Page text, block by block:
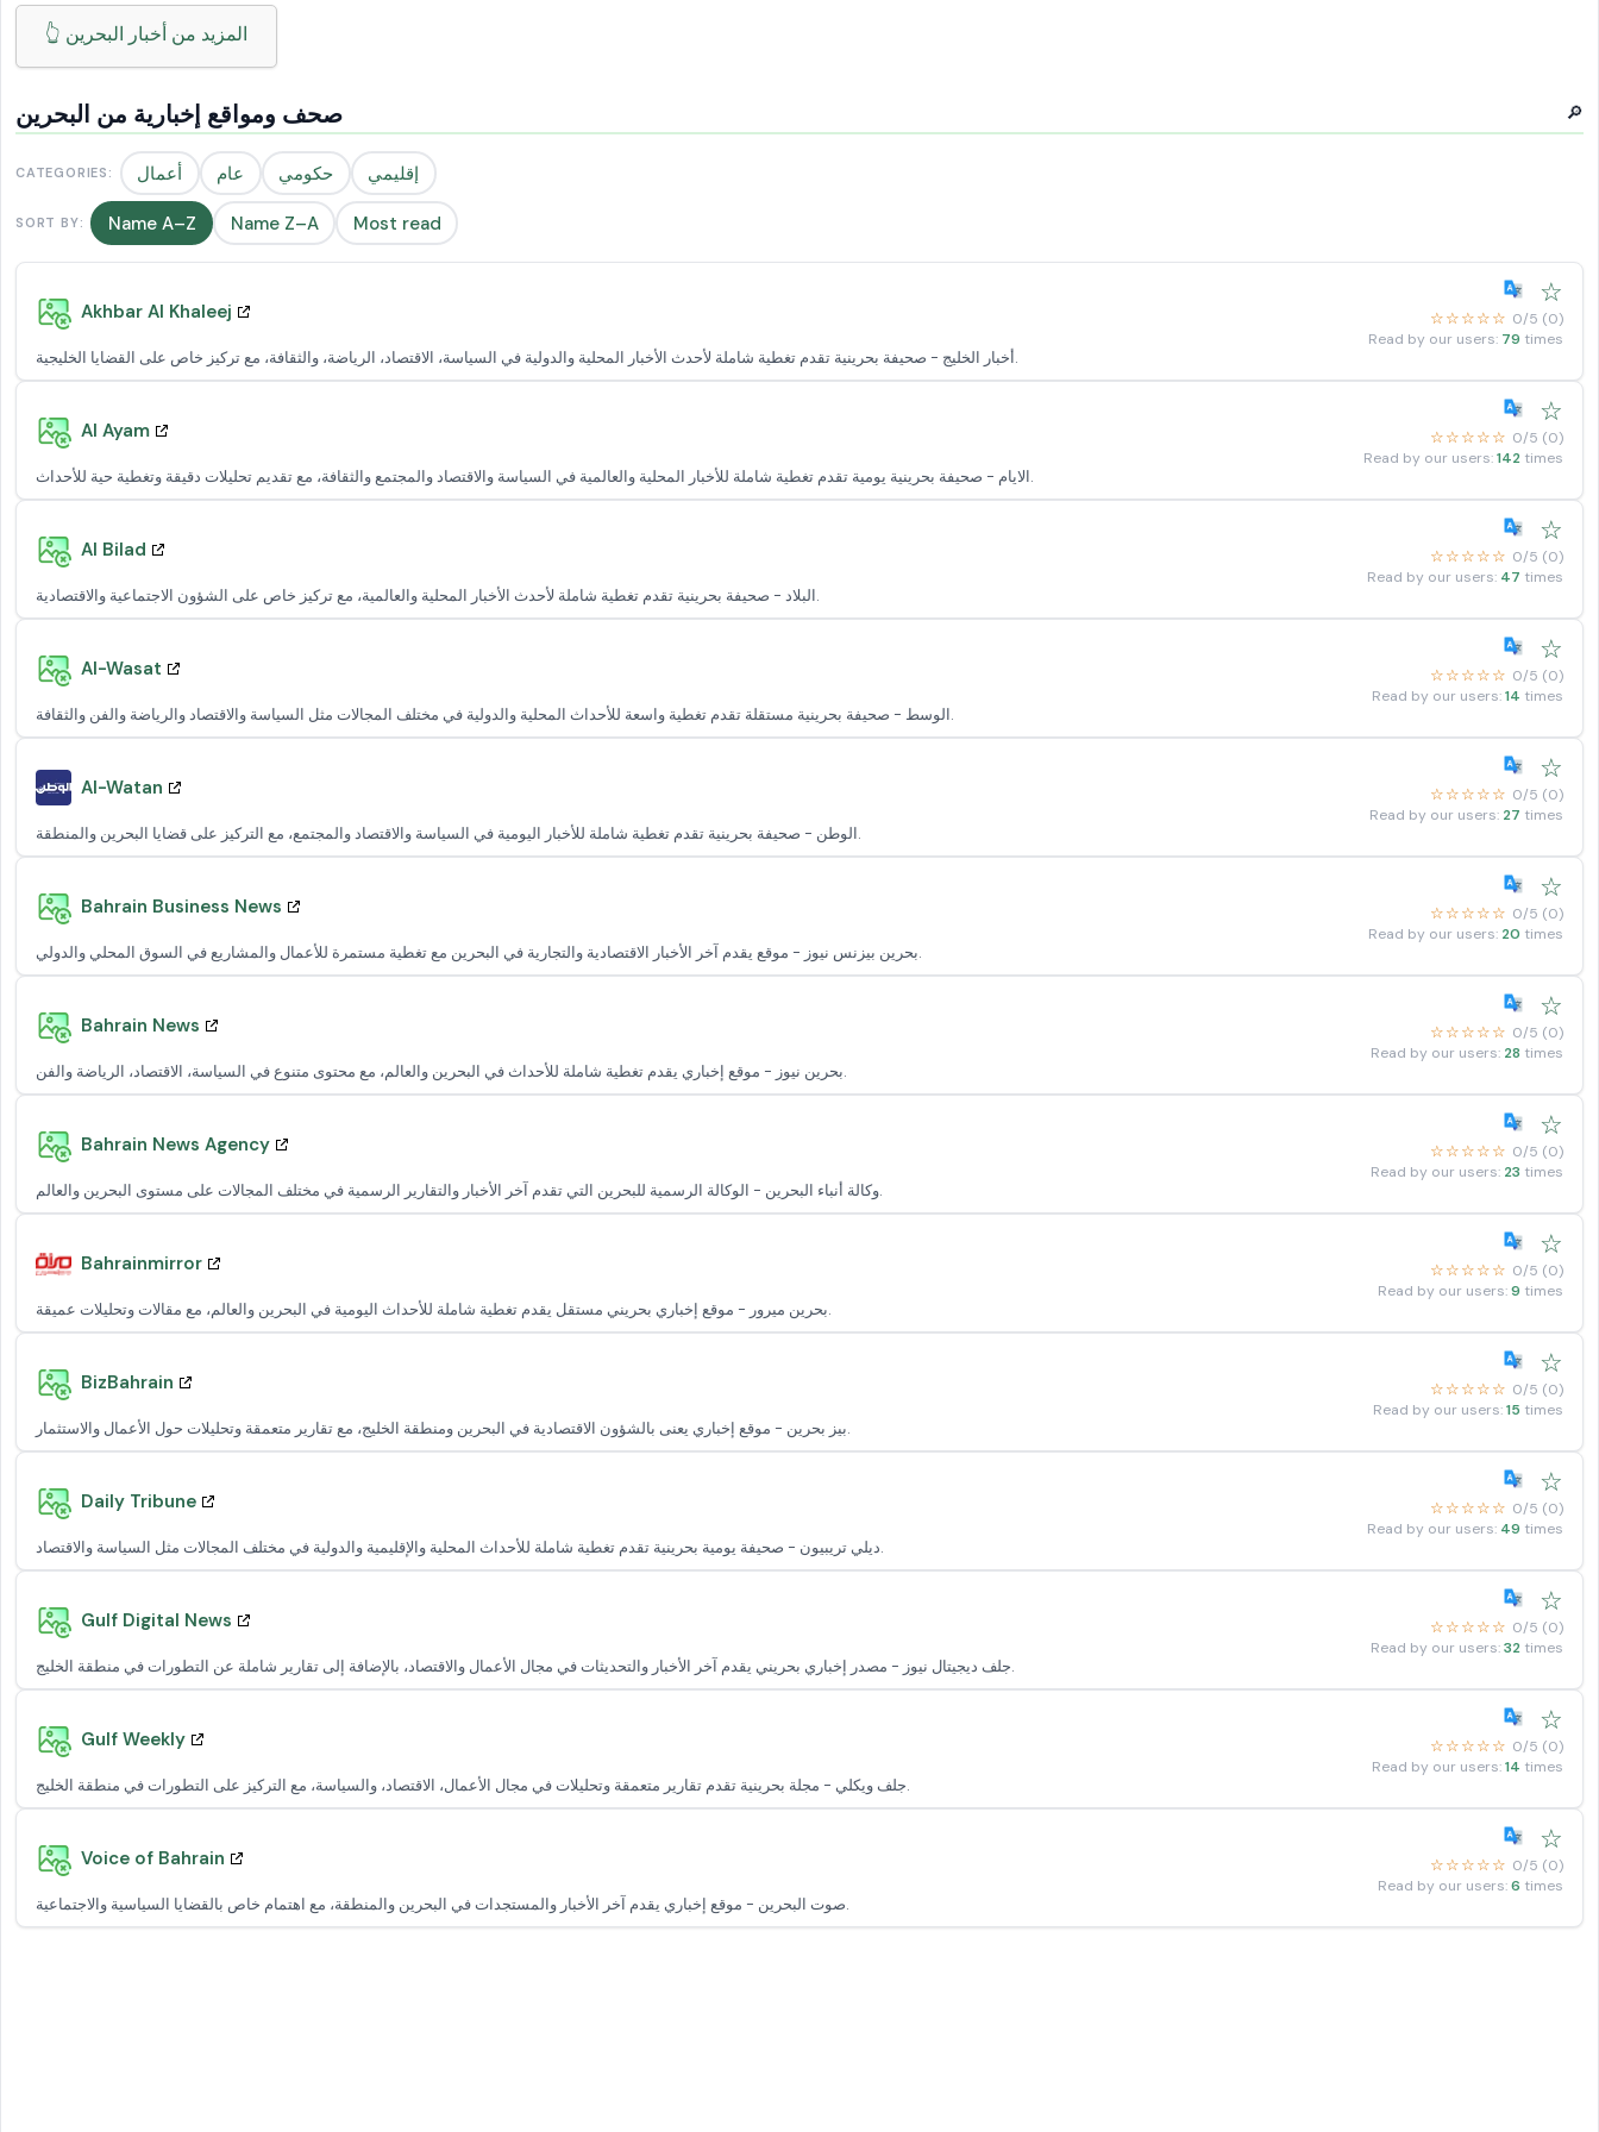
👆 المزيد من أخبار البحرين
صحف ومواقع إخبارية من البحرين 🔎
CATEGORIES: أعمال عام حكومي إقليمي
SORT BY: Name A–Z Name Z–A Most read
Akhbar Al Khaleej
☆
☆☆☆☆☆ 0/5 (0)
Read by our users: 79 times
أخبار الخليج - صحيفة بحرينية تقدم تغطية شاملة لأحدث الأخبار المحلية والدولية في السياسة، الاقتصاد، الرياضة، والثقافة، مع تركيز خاص على القضايا الخليجية.
Al Ayam
☆
☆☆☆☆☆ 0/5 (0)
Read by our users:142 times
الايام - صحيفة بحرينية يومية تقدم تغطية شاملة للأخبار المحلية والعالمية في السياسة والاقتصاد والمجتمع والثقافة، مع تقديم تحليلات دقيقة وتغطية حية للأحداث.
Al Bilad
☆
☆☆☆☆☆ 0/5 (0)
Read by our users: 47 times
البلاد - صحيفة بحرينية تقدم تغطية شاملة لأحدث الأخبار المحلية والعالمية، مع تركيز خاص على الشؤون الاجتماعية والاقتصادية.
Al-Wasat
☆
☆☆☆☆☆ 0/5 (0)
Read by our users:14 times
الوسط - صحيفة بحرينية مستقلة تقدم تغطية واسعة للأحداث المحلية والدولية في مختلف المجالات مثل السياسة والاقتصاد والرياضة والفن والثقافة.
Al-Watan
☆
☆☆☆☆☆ 0/5 (0)
Read by our users: 27 times
الوطن - صحيفة بحرينية تقدم تغطية شاملة للأخبار اليومية في السياسة والاقتصاد والمجتمع، مع التركيز على قضايا البحرين والمنطقة.
Bahrain Business News
☆
☆☆☆☆☆ 0/5 (0)
Read by our users: 20 times
بحرين بيزنس نيوز - موقع يقدم آخر الأخبار الاقتصادية والتجارية في البحرين مع تغطية مستمرة للأعمال والمشاريع في السوق المحلي والدولي.
Bahrain News
☆
☆☆☆☆☆ 0/5 (0)
Read by our users: 28 times
بحرين نيوز - موقع إخباري يقدم تغطية شاملة للأحداث في البحرين والعالم، مع محتوى متنوع في السياسة، الاقتصاد، الرياضة والفن.
Bahrain News Agency
☆
☆☆☆☆☆ 0/5 (0)
Read by our users: 23 times
وكالة أنباء البحرين - الوكالة الرسمية للبحرين التي تقدم آخر الأخبار والتقارير الرسمية في مختلف المجالات على مستوى البحرين والعالم.
Bahrainmirror
☆
☆☆☆☆☆ 0/5 (0)
Read by our users:9 times
بحرين ميرور - موقع إخباري بحريني مستقل يقدم تغطية شاملة للأحداث اليومية في البحرين والعالم، مع مقالات وتحليلات عميقة.
BizBahrain
☆
☆☆☆☆☆ 0/5 (0)
Read by our users:15 times
بيز بحرين - موقع إخباري يعنى بالشؤون الاقتصادية في البحرين ومنطقة الخليج، مع تقارير متعمقة وتحليلات حول الأعمال والاستثمار.
Daily Tribune
☆
☆☆☆☆☆ 0/5 (0)
Read by our users: 49 times
ديلي تريبيون - صحيفة يومية بحرينية تقدم تغطية شاملة للأحداث المحلية والإقليمية والدولية في مختلف المجالات مثل السياسة والاقتصاد.
Gulf Digital News
☆
☆☆☆☆☆ 0/5 (0)
Read by our users:32 times
جلف ديجيتال نيوز - مصدر إخباري بحريني يقدم آخر الأخبار والتحديثات في مجال الأعمال والاقتصاد، بالإضافة إلى تقارير شاملة عن التطورات في منطقة الخليج.
Gulf Weekly
☆
☆☆☆☆☆ 0/5 (0)
Read by our users:14 times
جلف ويكلي - مجلة بحرينية تقدم تقارير متعمقة وتحليلات في مجال الأعمال، الاقتصاد، والسياسة، مع التركيز على التطورات في منطقة الخليج.
Voice of Bahrain
☆
☆☆☆☆☆ 0/5 (0)
Read by our users:6 times
صوت البحرين - موقع إخباري يقدم آخر الأخبار والمستجدات في البحرين والمنطقة، مع اهتمام خاص بالقضايا السياسية والاجتماعية.